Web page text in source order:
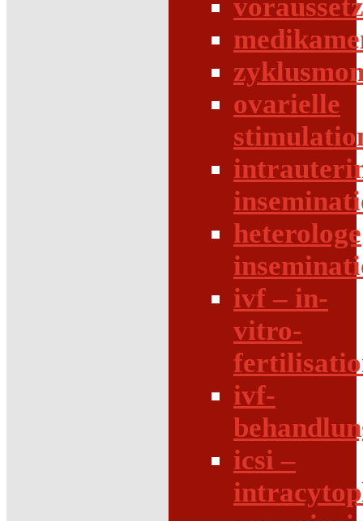
ovarielle
heterologe
ivf – in-
vitro-
ivf-
icsi –